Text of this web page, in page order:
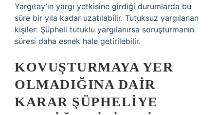
Yargıtay’ın yargı yetkisine girdiği durumlarda bu
süre bir yıla kadar uzatılabilir. Tutuksuz yargılanan
kişiler: Şüpheli tutuklu yargılanırsa soruşturmanın
süresi daha esnek hale getirilebilir.
KOVUŞTURMAYA YER
OLMADIĞINA DAIR
KARAR ŞÜPHELIYE